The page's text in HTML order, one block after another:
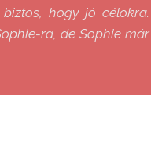
hogy jó célokra.
ra, de Sophie már